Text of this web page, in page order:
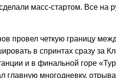
масс-стартом. Все на
провел четкую границу
в спринтах сразу за
и в финальной горе
главную многодневку,